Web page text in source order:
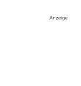
Anzeige